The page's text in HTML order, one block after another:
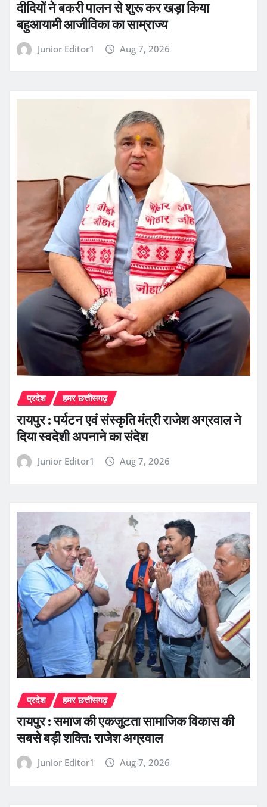
दीदियों ने बकरी पालन से शुरू कर खड़ा किया
बहुआयामी आजीविका का साम्राज्य
Junior Editor1 Aug 7, 2026
प्रदेश हमर छत्तीसगढ़
रायपुर : पर्यटन एवं संस्कृति मंत्री राजेश अग्रवाल ने
दिया स्वदेशी अपनाने का संदेश
Junior Editor1 Aug 7, 2026
प्रदेश हमर छत्तीसगढ़
रायपुर : समाज की एकजुटता सामाजिक विकास की
सबसे बड़ी शक्ति: राजेश अग्रवाल
Junior Editor1 Aug 7, 2026